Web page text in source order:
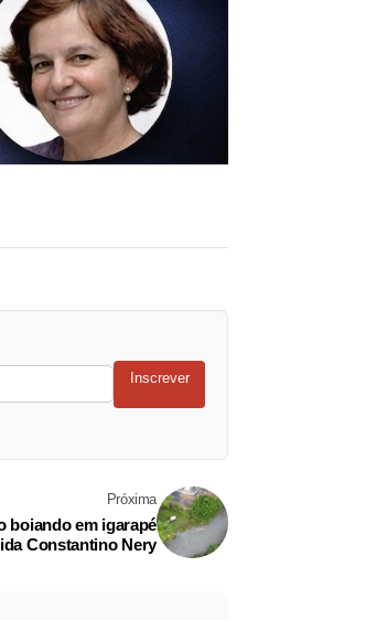
Inscrever
Próxima
boiando em igarapé
Constantino Nery